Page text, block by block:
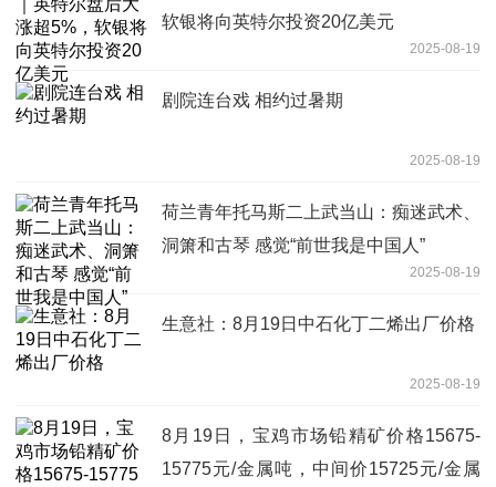
软银将向英特尔投资20亿美元
2025-08-19
剧院连台戏 相约过暑期
2025-08-19
荷兰青年托马斯二上武当山：痴迷武术、
洞箫和古琴 感觉“前世我是中国人”
2025-08-19
生意社：8月19日中石化丁二烯出厂价格
2025-08-19
8月19日，宝鸡市场铅精矿价格15675-
15775元/金属吨，中间价15725元/金属